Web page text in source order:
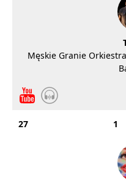
Męskie Granie
27 1